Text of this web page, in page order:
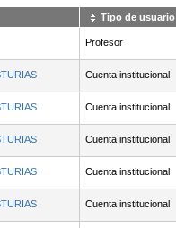
Tipo de usuario
Profesor
Cuenta institucional
Cuenta institucional
Cuenta institucional
Cuenta institucional
Cuenta institucional